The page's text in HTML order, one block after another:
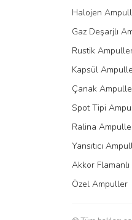
Halojen
Gaz Deşarjlı
Rustik
Kapsül
Çanak
Spot Tipi
Ralina
Yansıtıcı
Akkor
Özel Ampuller